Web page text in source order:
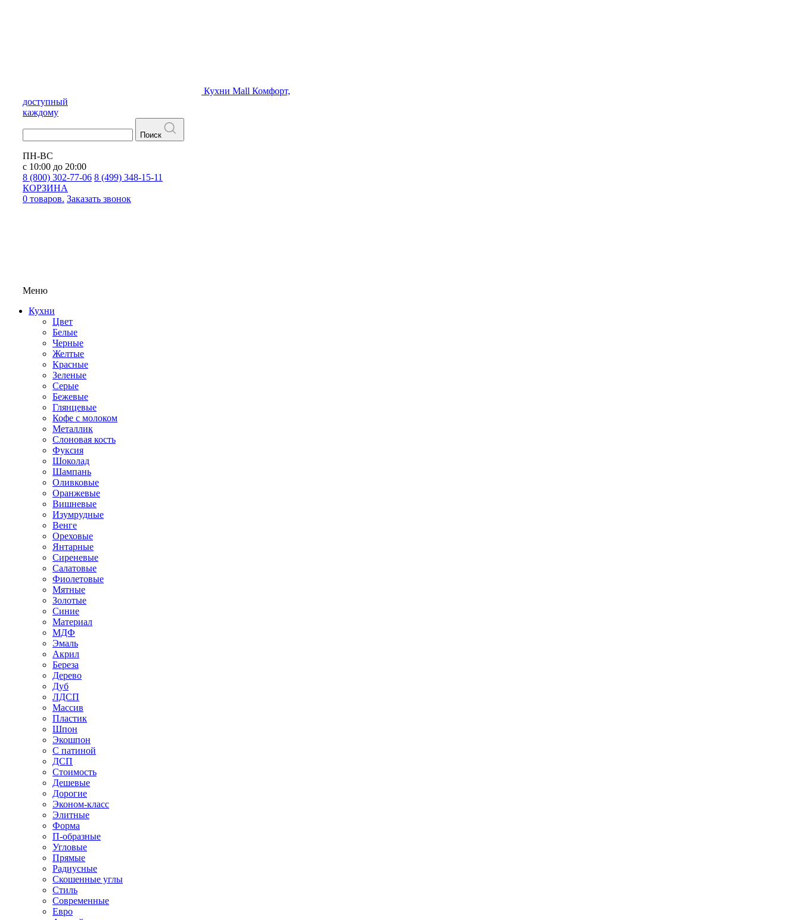
Кухни Mall Комфорт,
доступный
каждому
Поиск
ПН-ВС
с 10:00 до 20:00
8 (800) 302-77-06 8 (499) 348-15-11
КОРЗИНА
0 товаров. Заказать звонок
Меню
Кухни
Цвет
Белые
Черные
Желтые
Красные
Зеленые
Серые
Бежевые
Глянцевые
Кофе с молоком
Металлик
Слоновая кость
Фуксия
Шоколад
Шампань
Оливковые
Оранжевые
Вишневые
Изумрудные
Венге
Ореховые
Янтарные
Сиреневые
Салатовые
Фиолетовые
Мятные
Золотые
Синие
Материал
МДФ
Эмаль
Акрил
Береза
Дерево
Дуб
ЛДСП
Массив
Пластик
Шпон
Экошпон
С патиной
ДСП
Стоимость
Дешевые
Дорогие
Эконом-класс
Элитные
Форма
П-образные
Угловые
Прямые
Радиусные
Скошенные углы
Стиль
Современные
Евро